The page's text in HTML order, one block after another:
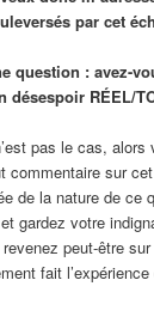
par cet
question : avez-
désespoir RÉEL/
pas le cas, alors
commentaire sur
de la nature de ce
gardez votre
peut-être
fait